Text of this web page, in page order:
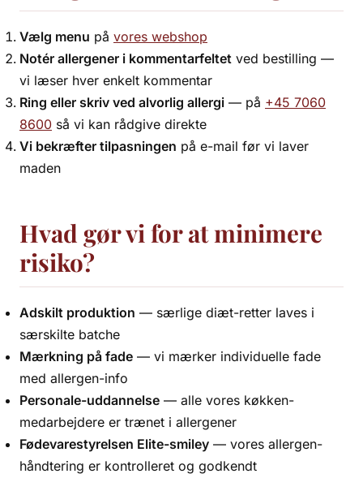
Vælg menu på vores webshop
Notér allergener i kommentarfeltet ved bestilling —
vi læser hver enkelt kommentar
Ring eller skriv ved alvorlig allergi — på +45 7060
8600 så vi kan rådgive direkte
Vi bekræfter tilpasningen på e-mail før vi laver
maden
Hvad gør vi for at minimere
risiko?
Adskilt produktion — særlige diæt-retter laves i
særskilte batche
Mærkning på fade — vi mærker individuelle fade
med allergen-info
Personale-uddannelse — alle vores køkken-
medarbejdere er trænet i allergener
Fødevarestyrelsen Elite-smiley — vores allergen-
håndtering er kontrolleret og godkendt